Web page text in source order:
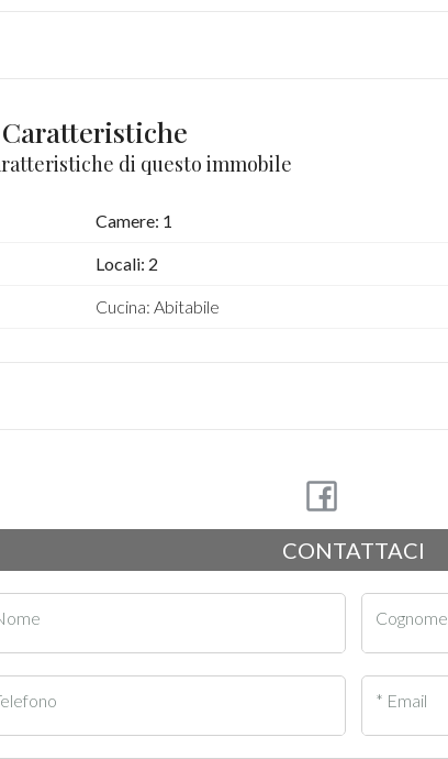
Caratteristiche
di questo immobile
Camere: 1
Locali: 2
Cucina: Abitabile
CONTATTACI
Cognome
* Email